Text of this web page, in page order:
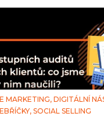
MARKETING DIGITÁLNÍ
SOCIAL SELLING